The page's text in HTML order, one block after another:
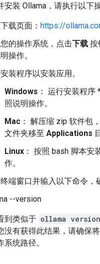
安装 Ollama，请执行以下
载页面： https://
的操作系统，点击下载 按
操作。
装程序以安装应用。
Windows ： 运行安装程
照说明操作。
Mac ： 解压缩 zip 软件包
文件夹移至 Applications
Linux ： 按照 bash 脚本安
作。
端窗口并输入以下命令，
--version
到类似于 ollama
没有获得此结果，请确保
统路径。